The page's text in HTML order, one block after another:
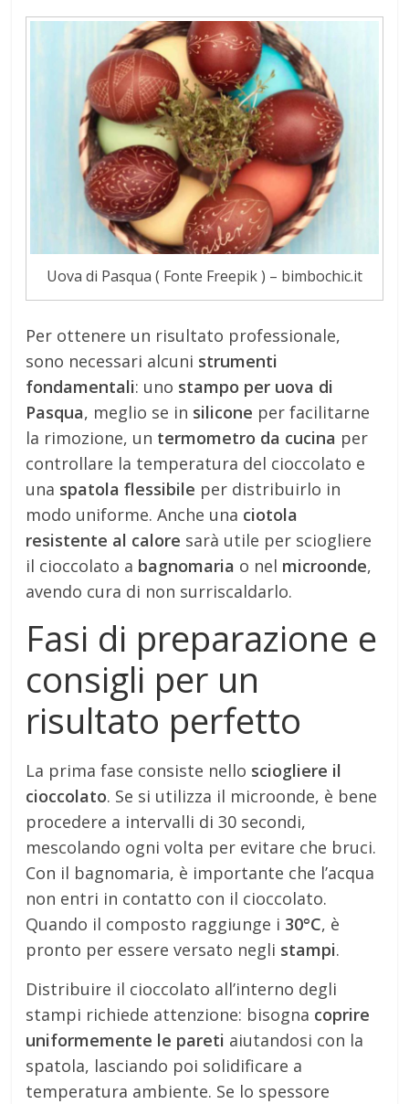
Uova di Pasqua ( Fonte Freepik ) – bimbochic.it
Per ottenere un risultato professionale,
sono necessari alcuni strumenti
fondamentali: uno stampo per uova di
Pasqua, meglio se in silicone per facilitarne
la rimozione, un termometro da cucina per
controllare la temperatura del cioccolato e
una spatola flessibile per distribuirlo in
modo uniforme. Anche una ciotola
resistente al calore sarà utile per sciogliere
il cioccolato a bagnomaria o nel microonde,
avendo cura di non surriscaldarlo.
Fasi di preparazione e
consigli per un
risultato perfetto
La prima fase consiste nello sciogliere il
cioccolato. Se si utilizza il microonde, è bene
procedere a intervalli di 30 secondi,
mescolando ogni volta per evitare che bruci.
Con il bagnomaria, è importante che l’acqua
non entri in contatto con il cioccolato.
Quando il composto raggiunge i 30°C, è
pronto per essere versato negli stampi.
Distribuire il cioccolato all’interno degli
stampi richiede attenzione: bisogna coprire
uniformemente le pareti aiutandosi con la
spatola, lasciando poi solidificare a
temperatura ambiente. Se lo spessore